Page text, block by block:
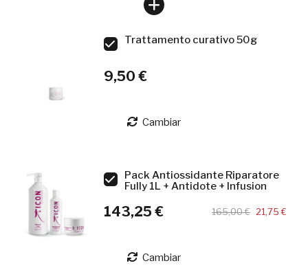
Trattamento curativo 50g
9,50 €
Cambiar
Pack Antiossidante Riparatore
Fully 1L + Antidote + Infusion
143,25 € 165,00 € 21,75 €
Cambiar